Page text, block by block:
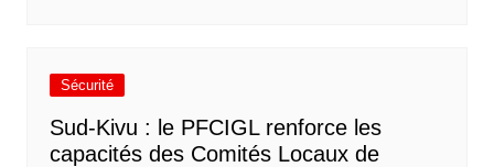
Sécurité
Sud-Kivu : le PFCIGL renforce les
capacités des Comités Locaux de